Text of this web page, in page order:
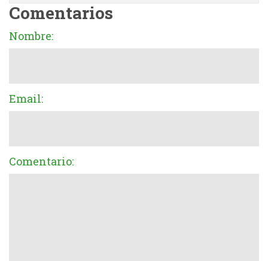
Comentarios
Nombre:
Email:
Comentario: